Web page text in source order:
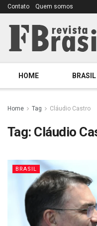
Contato Quem somos
HOME BRASIL
Home Tag Cláudio Castro
Tag: Cláudio
BRASIL